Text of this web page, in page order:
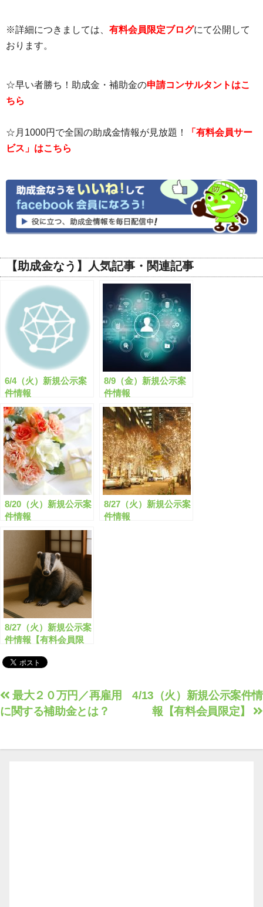
※詳細につきましては、 有料会員限定ブログにて公開して
おります。
☆早い者勝ち！助成金・補助金の申請コンサルタントはこ
ちら
☆月1000円で全国の助成金情報が見放題！
「有料会員サー
ビス」はこちら
【助成金なう】人気記事・関連記事
6/4（火）新規公示案
件情報
8/9（金）新規公示案
件情報
8/20（火）新規公示案
件情報
8/27（火）新規公示案
件情報
8/27（火）新規公示案
件情報【有料会員限
投
稿
ビ
4/13（火）新規公示案件情
報【有料会員限定】
最大２０万円／再雇用
に関する補助金とは？